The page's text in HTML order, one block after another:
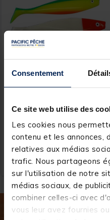
Consentement
Ce site web utilise des
Les cookies nous
contenu et les annonces,
relatives aux médias
trafic. Nous partageons
sur l'utilisation de notre
médias sociaux, de
combiner celles-ci avec
vous leur avez fournies
OVERFIGHT
Kit Leurres Silure
Jighead (x2)
9,99 €
Expédition sous 24 h
Inscrivez-vous